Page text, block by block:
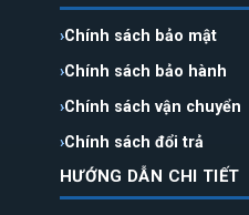
Chính sách bảo mật
Chính sách bảo hành
Chính sách vận chuyển
Chính sách đổi trả
HƯỚNG DẪN CHI TIẾT